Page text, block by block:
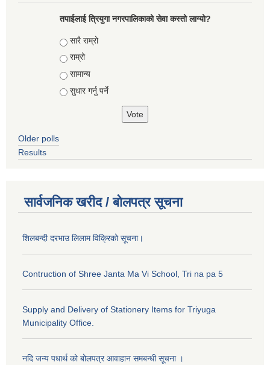
तपाईलाई त्रियुगा नगरपालिकाको सेवा कस्तो लाग्यो?
Choices
सारै राम्रो
राम्रो
सामान्य
सुधार गर्नु पर्ने
Older polls
Results
सार्वजनिक खरीद / बोलपत्र सूचना
शिलबन्दी दरभाउ लिलाम विक्रिको सूचना।
Contruction of Shree Janta Ma Vi School, Tri na pa 5
Supply and Delivery of Stationery Items for Triyuga
Municipality Office.
नदि जन्य पधार्थ को बोलपत्र आवाहान समबन्धी सूचना ।